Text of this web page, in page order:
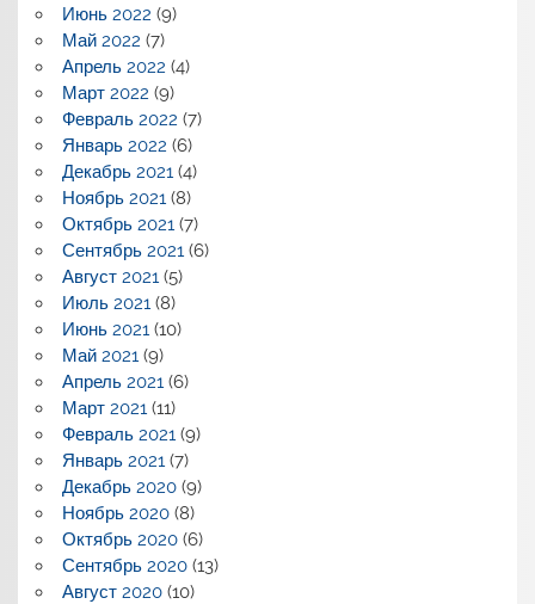
Июнь 2022 (9)
Май 2022 (7)
Апрель 2022 (4)
Март 2022 (9)
Февраль 2022 (7)
Январь 2022 (6)
Декабрь 2021 (4)
Ноябрь 2021 (8)
Октябрь 2021 (7)
Сентябрь 2021 (6)
Август 2021 (5)
Июль 2021 (8)
Июнь 2021 (10)
Май 2021 (9)
Апрель 2021 (6)
Март 2021 (11)
Февраль 2021 (9)
Январь 2021 (7)
Декабрь 2020(9)
Ноябрь 2020(8)
Октябрь 2020(6)
Сентябрь 2020(13)
Август 2020(10)